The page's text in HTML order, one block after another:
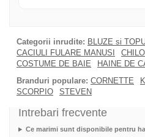
Categorii inrudite: BLUZE si
CACIULI FULARE MANUSI
COSTUME DE BAIE
HAINE DE
Branduri populare: CORNETTE
SCORPIO
STEVEN
Intrebari frecvente
Ce marimi sunt disponibile pentru